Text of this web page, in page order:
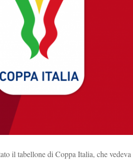
il tabellone di Coppa Italia, che